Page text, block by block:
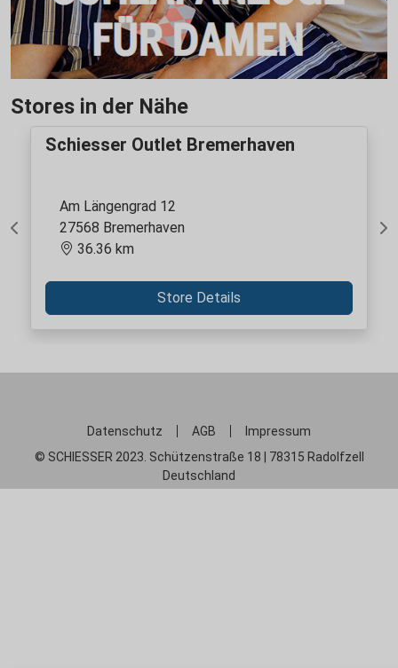
Stores in der Nähe
Previous
Schiesser Outlet Bremerhaven
Am Längengrad 12
27568 Bremerhaven
36.36 km
Store Details
Datenschutz AGB
Impressum
© SCHIESSER 2023. Schützenstraße 18 | 78315 Radolfzell
Deutschland